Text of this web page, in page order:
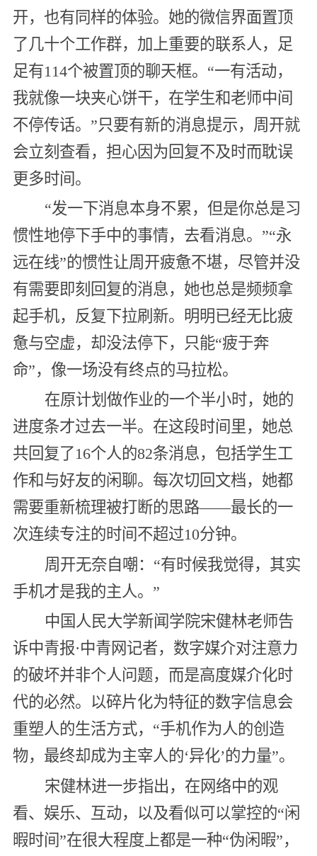
开，也有同样的体验。她的微信界面置顶
了几十个工作群，加上重要的联系人，足
足有114个被置顶的聊天框。“一有活动，
我就像一块夹心饼干，在学生和老师中间
不停传话。”只要有新的消息提示，周开就
会立刻查看，担心因为回复不及时而耽误
更多时间。
“发一下消息本身不累，但是你总是习
惯性地停下手中的事情，去看消息。”“永
远在线”的惯性让周开疲惫不堪，尽管并没
有需要即刻回复的消息，她也总是频频拿
起手机，反复下拉刷新。明明已经无比疲
惫与空虚，却没法停下，只能“疲于奔
命”，像一场没有终点的马拉松。
在原计划做作业的一个半小时，她的
进度条才过去一半。在这段时间里，她总
共回复了16个人的82条消息，包括学生工
作和与好友的闲聊。每次切回文档，她都
需要重新梳理被打断的思路——最长的一
次连续专注的时间不超过10分钟。
周开无奈自嘲：“有时候我觉得，其实
手机才是我的主人。”
中国人民大学新闻学院宋健林老师告
诉中青报·中青网记者，数字媒介对注意力
的破坏并非个人问题，而是高度媒介化时
代的必然。以碎片化为特征的数字信息会
重塑人的生活方式，“手机作为人的创造
物，最终却成为主宰人的‘异化’的力量”。
宋健林进一步指出，在网络中的观
看、娱乐、互动，以及看似可以掌控的“闲
暇时间”在很大程度上都是一种“伪闲暇”，